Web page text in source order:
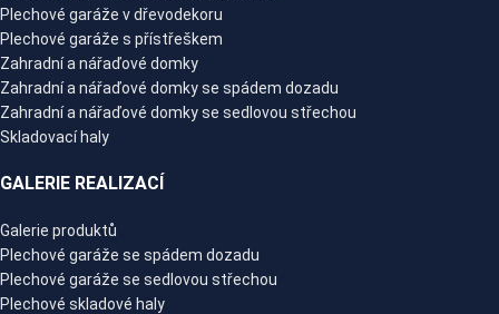
Plechové garáže v dřevodekoru
Plechové garáže s přístřeškem
Zahradní a nářaďové domky
Zahradní a nářaďové domky se spádem dozadu
Zahradní a nářaďové domky se sedlovou střechou
Skladovací haly
GALERIE REALIZACÍ
Galerie produktů
Plechové garáže se spádem dozadu
Plechové garáže se sedlovou střechou
Plechové skladové haly